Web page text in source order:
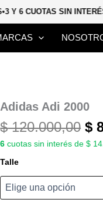
• 3 Y 6 CUOTAS SIN
Adidas Adi 2000
$120.000,00
El
$
6 cuotas sin interés de $
Talle
Adidas
2000
cantidad